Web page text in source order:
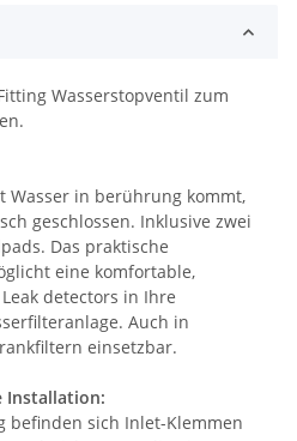
Wasserstopventil zum
Wasser in berührung kommt,
geschlossen. Inklusive zwei
Das praktische
eine komfortable,
detectors in Ihre
Auch in
einsetzbar.
Installation:
befinden sich Inlet-Klemmen